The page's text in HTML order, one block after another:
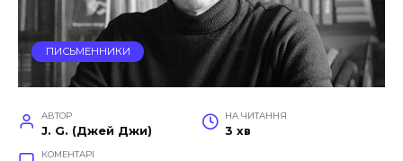
ПИСЬМЕННИКИ
АВТОР
J. G. (Джей Джи)
НА ЧИТАННЯ
3 хв
КОМЕНТАРІ